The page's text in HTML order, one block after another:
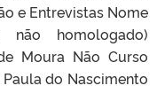
e Entrevistas Nome
não homologado)
Moura Não Curso
do Nascimento